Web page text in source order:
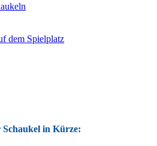
dem Spielplatz
Schaukel in Kürze: